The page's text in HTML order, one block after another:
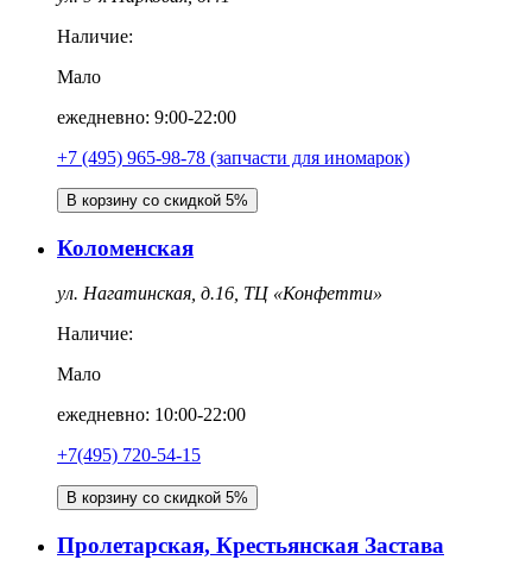
Наличие:
Мало
ежедневно: 9:00-22:00
+7 (495) 965-98-78 (запчасти для иномарок)
В корзину со скидкой 5%
Коломенская
ул. Нагатинская, д.16, ТЦ «Конфетти»
Наличие:
Мало
ежедневно: 10:00-22:00
+7(495) 720-54-15
В корзину со скидкой 5%
Пролетарская, Крестьянская Застава